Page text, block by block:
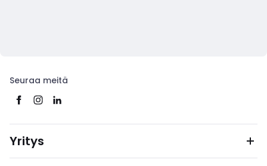
Seuraa meitä
Yritys